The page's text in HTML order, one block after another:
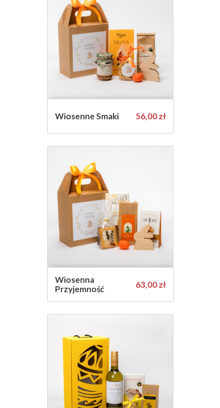
Wiosenne Smaki Cena
56,00 zł
Wiosenna
Przyjemność
Cena
63,00 zł